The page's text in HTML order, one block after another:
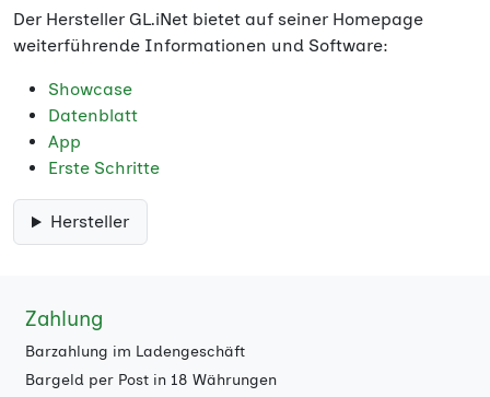
Der Hersteller GL.iNet bietet auf seiner Homepage
weiterführende Informationen und Software:
Showcase
Datenblatt
App
Erste Schritte
Hersteller
Zahlung
Barzahlung im Ladengeschäft
Bargeld per Post in 18 Währungen